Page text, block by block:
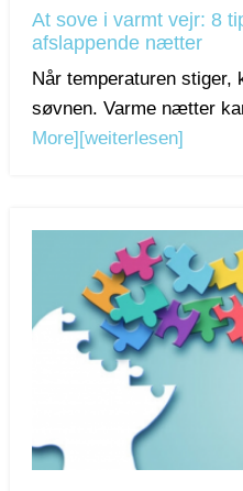
At sove i varmt vejr: 8
afslappende nætter
Når temperaturen stiger,
søvnen. Varme nætter
More] [weiterlesen]